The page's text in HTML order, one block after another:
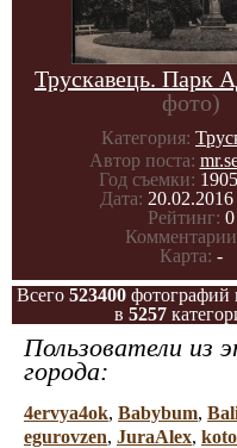
Трускавець. Парк
фото)
Категория:
Автор поста:
Год съемки:
Дата:
Рейтинг: 0
Карта: -
Всего 523400фотографий
в 5257
Пользователи из
города:
4ervya4ok, Babybum,
egurovzen, JuraAlex,